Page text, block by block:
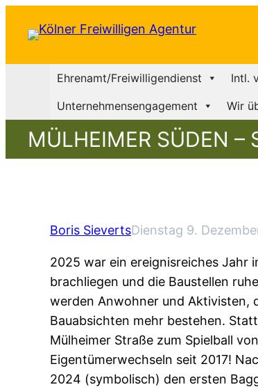
Ehrenamt/Freiwilligendienst Intl.
Unternehmensengagement
Wir
MÜLHEIMER SÜDEN –
Boris SievertsDienstag 9.
2025 war ein ereignisreiches Jahr
brachliegen und die Baustellen
werden Anwohner und Aktivisten,
Bauabsichten mehr bestehen.
Mülheimer Straße zum Spielball
Eigentümerwechseln seit 2017!
2024 (symbolisch) den ersten